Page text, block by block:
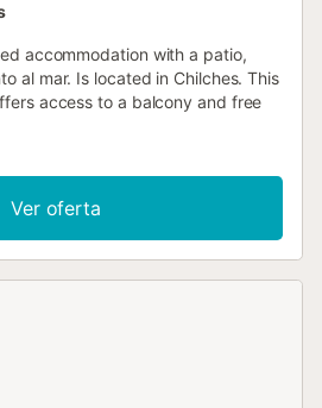
accommodation with a patio,
al mar. Is located in Chilches. This
access to a balcony and free
Ver oferta